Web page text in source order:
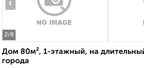
2/8
‹
Дом 80м², 1-этажный, на
города